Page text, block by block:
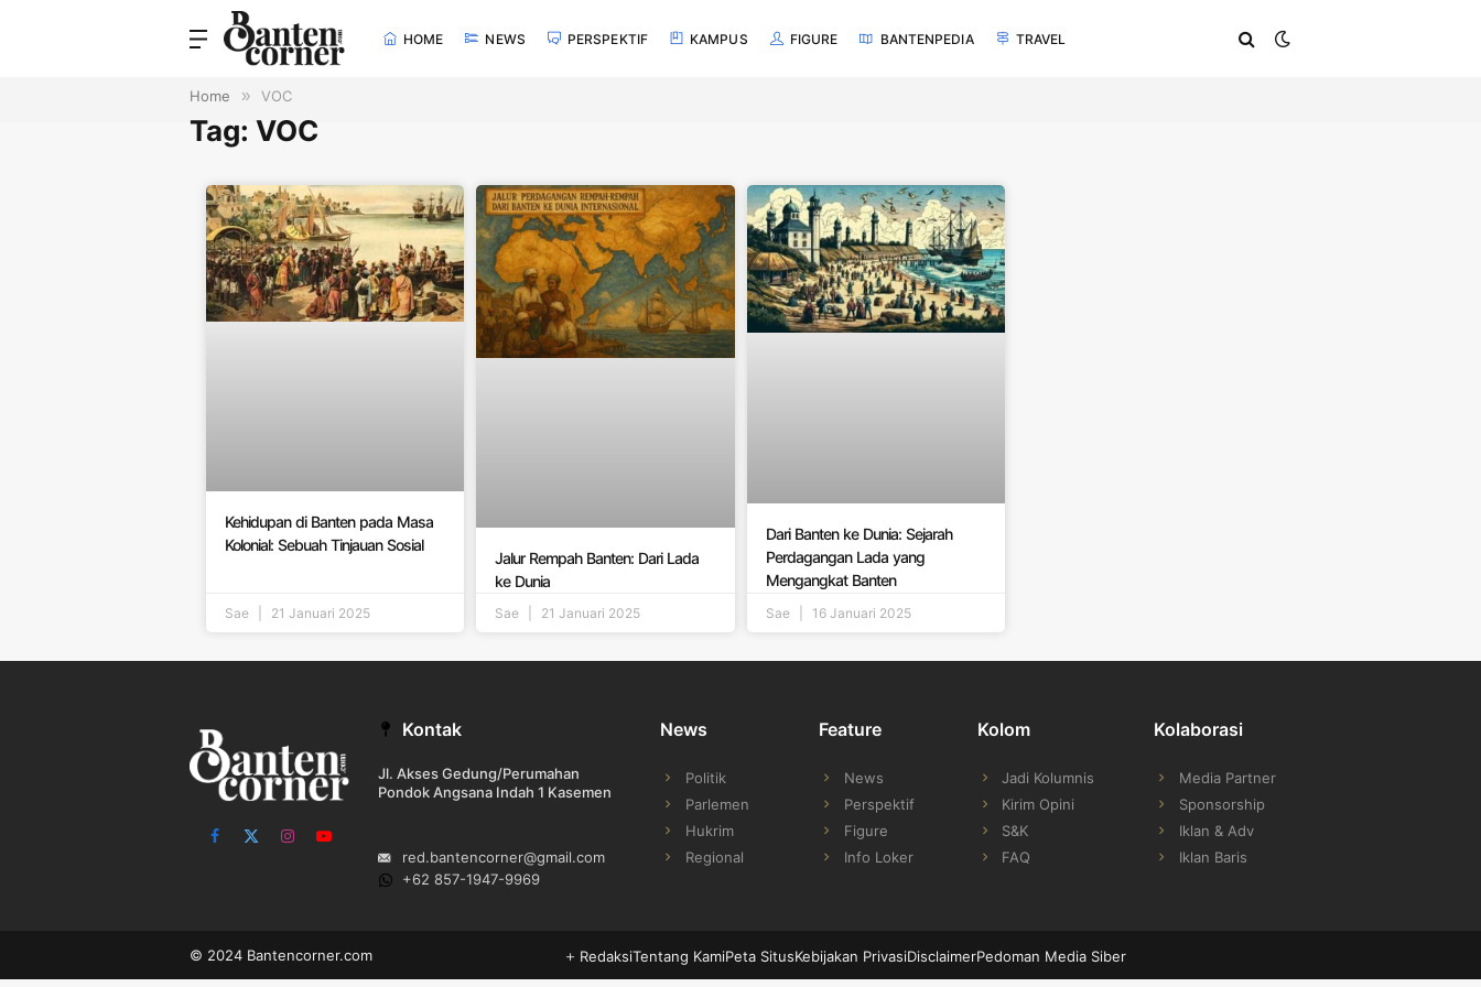
HOME NEWS PERSPEKTIF KAMPUS FIGURE BANTENPEDIA TRAVEL
Home » VOC
Tag: VOC
Kehidupan di Banten pada Masa
Kolonial: Sebuah Tinjauan Sosial
Sae 21 Januari 2025
Jalur Rempah Banten: Dari Lada
ke Dunia
Sae 21 Januari 2025
Dari Banten ke Dunia: Sejarah
Perdagangan Lada yang
Mengangkat Banten
Sae 16 Januari 2025
Facebook
X
InstagramYouTube
Kontak
Jl. Akses Gedung/Perumahan
Pondok Angsana Indah 1 Kasemen
red.bantencorner@gmail.com
+62 857-1947-9969
News
Politik
Parlemen
Hukrim
Regional
Feature
News
Perspektif
Figure
Info Loker
Kolom
Jadi Kolumnis
Kirim Opini
S&K
FAQ
Kolaborasi
Media Partner
Sponsorship
Iklan & Adv
Iklan Baris
© 2024 Bantencorner.com RedaksiTentang KamiPeta SitusKebijakan PrivasiDisclaimerPedoman Media Siber